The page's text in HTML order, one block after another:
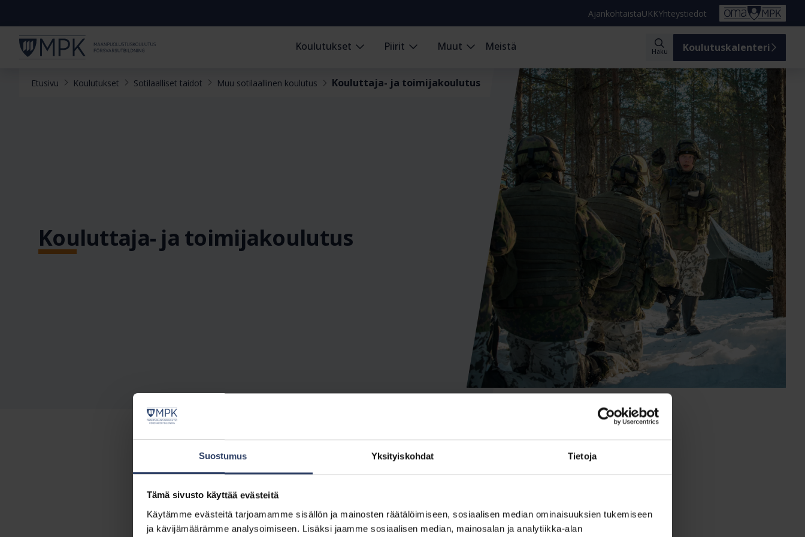
Suostumus Yksityiskohdat Tietoja
Tämä sivusto käyttää evästeitä
Käytämme evästeitä tarjoamamme sisällön ja mainosten räätälöimiseen, sosiaalisen median ominaisuuksien tukemiseen
ja kävijämäärämme analysoimiseen. Lisäksi jaamme sosiaalisen median, mainosalan ja analytiikka-alan
AjankohtaistaUKKYhteystiedot
Koulutukset Piirit Muut Meistä Haku Koulutuskalenteri
Etusivu Koulutukset Sotilaalliset taidot Muu sotilaallinen koulutus Kouluttaja- ja toimijakoulutus
Kouluttaja- ja toimijakoulutus
Kouluttajakoulutuksessa voi kehittää valmiuksiaan kouluttamiseen, koulutuksen suunnitteluun ja
kouluttajasta aina vaativiin harjoitusten johtotehtäviin saakka. Kurssivääpelikurssilla saadaan valmiudet
kurssien käytännön järjestelyihin ja sujuvan toteutuksen varmistamiseen